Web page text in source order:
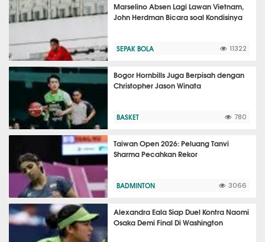
Marselino Absen Lagi Lawan Vietnam,
John Herdman Bicara soal Kondisinya
SEPAK BOLA 11322
Bogor Hornbills Juga Berpisah dengan
Christopher Jason Winata
BASKET 780
Taiwan Open 2026: Peluang Tanvi
Sharma Pecahkan Rekor
BADMINTON 3066
Alexandra Eala Siap Duel Kontra Naomi
Osaka Demi Final Di Washington